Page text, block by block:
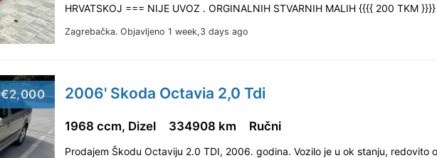
Zagrebačka. Objavljeno 1 week,3 days ago
HRVATSKOJ === NIJE UVOZ . ORGINALNIH STVARNIH MALIH {{{{ 200 TKM
€2,000 2006' Skoda Octavia 2,0 Tdi
1968 ccm, Dizel 334908 km Ručni
Prodajem Škodu Octaviju 2.0 TDI, 2006. godina. Vozilo je u ok stanju, redovito